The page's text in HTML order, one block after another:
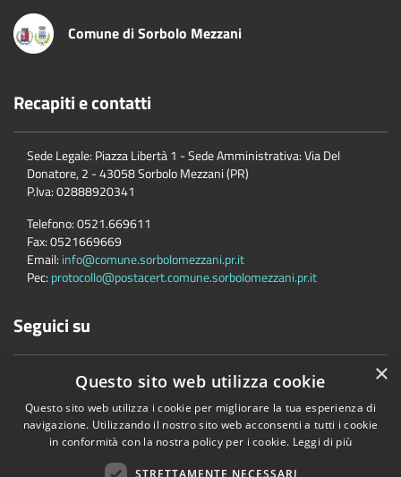
Comune di Sorbolo Mezzani
Recapiti e contatti
Sede Legale: Piazza Libertà 1 - Sede Amministrativa: Via Del
Donatore, 2 - 43058 Sorbolo Mezzani (PR)
P.Iva:02888920341
Telefono:0521.669611
Fax:0521669669
Email: info@comune.sorbolomezzani.pr.it
Pec: protocollo@postacert.comune.sorbolomezzani.pr.it
Seguici su
Accessibilità
×
Questo sito web utilizza cookie
Questo sito web utilizza i cookie per migliorare la tua esperienza di
navigazione. Utilizzando il nostro sito web acconsenti a tutti i cookie
in conformità con la nostra policy per i cookie. Leggi di più
STRETTAMENTE NECESSARI